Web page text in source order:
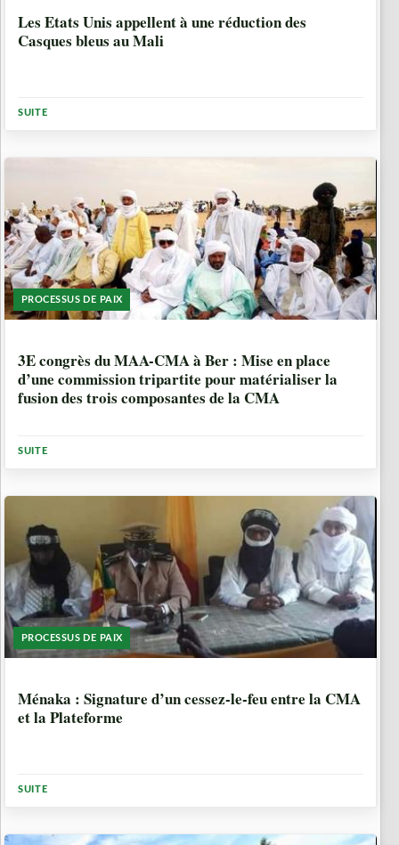
Les Etats Unis appellent à une réduction des
Casques bleus au Mali
SUITE
PROCESSUS DE PAIX
3E congrès du MAA-CMA à Ber : Mise en place
d’une commission tripartite pour matérialiser la
fusion des trois composantes de la CMA
SUITE
PROCESSUS DE PAIX
Ménaka : Signature d’un cessez-le-feu entre la CMA
et la Plateforme
SUITE